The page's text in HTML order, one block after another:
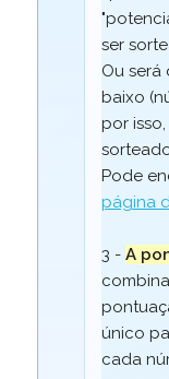
ser
Ou será
baixo
por
Pode
página
3 - A
único
cada